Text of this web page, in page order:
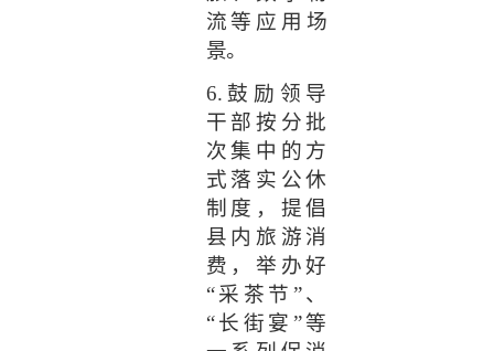
流等应用场
景。
6. 鼓励领导
干部按分批
次集中的方
式落实公休
制度，提倡
县内旅游消
费，举办好
“采茶节”、
“长街宴”等